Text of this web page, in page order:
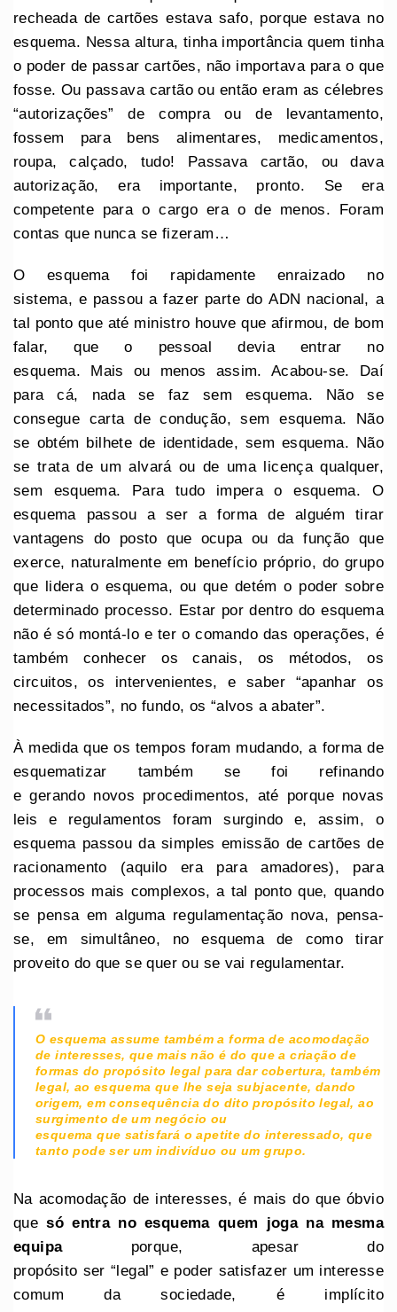
recheada de cartões estava safo, porque estava no
esquema. Nessa altura, tinha importância quem tinha
o poder de passar cartões, não importava para o que
fosse. Ou passava cartão ou então eram as célebres
“autorizações” de compra ou de levantamento,
fossem para bens alimentares, medicamentos,
roupa, calçado, tudo! Passava cartão, ou dava
autorização, era importante, pronto. Se era
competente para o cargo era o de menos. Foram
contas que nunca se fizeram…
O esquema foi rapidamente enraizado no
sistema, e passou a fazer parte do ADN nacional, a
tal ponto que até ministro houve que afirmou, de bom
falar, que o pessoal devia entrar no
esquema. Mais ou menos assim. Acabou-se. Daí
para cá, nada se faz sem esquema. Não se
consegue carta de condução, sem esquema. Não
se obtém bilhete de identidade, sem esquema. Não
se trata de um alvará ou de uma licença qualquer,
sem esquema. Para tudo impera o esquema. O
esquema passou a ser a forma de alguém tirar
vantagens do posto que ocupa ou da função que
exerce, naturalmente em benefício próprio, do grupo
que lidera o esquema, ou que detém o poder sobre
determinado processo. Estar por dentro do esquema
não é só montá-lo e ter o comando das operações, é
também conhecer os canais, os métodos, os
circuitos, os intervenientes, e saber “apanhar os
necessitados”, no fundo, os “alvos a abater”.
À medida que os tempos foram mudando, a forma de
esquematizar também se foi refinando
e gerando novos procedimentos, até porque novas
leis e regulamentos foram surgindo e, assim, o
esquema passou da simples emissão de cartões de
racionamento (aquilo era para amadores), para
processos mais complexos, a tal ponto que, quando
se pensa em alguma regulamentação nova, pensa-
se, em simultâneo, no esquema de como tirar
proveito do que se quer ou se vai regulamentar.
O esquema assume também a forma de acomodação
de interesses, que mais não é do que a criação de
formas do propósito legal para dar cobertura, também
legal, ao esquema que lhe seja subjacente, dando
origem, em consequência do dito propósito legal, ao
surgimento de um negócio ou
esquema que satisfará o apetite do interessado, que
tanto pode ser um indivíduo ou um grupo.
Na acomodação de interesses, é mais do que óbvio
quesó entra no esquema quem joga na mesma
equipaporque, apesar do
propósito ser “legal” e poder satisfazer um interesse
comum da sociedade, é implícito